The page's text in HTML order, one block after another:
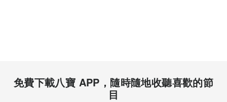
免費下載八寶 APP，隨時隨地收聽喜歡的節
目